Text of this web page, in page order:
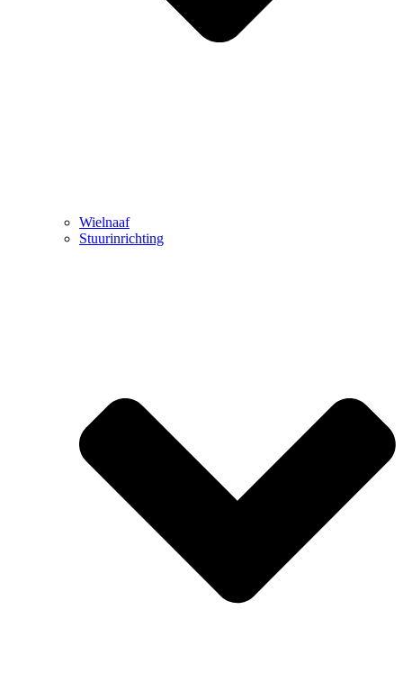
Wielnaaf
Stuurinrichting